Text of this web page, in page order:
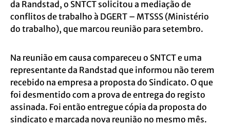
da Randstad, o SNTCT solicitou a mediação de
conflitos de trabalho à DGERT – MTSSS (Ministério
do trabalho), que marcou reunião para setembro.
Na reunião em causa compareceu o SNTCT e uma
representante da Randstad que informou não terem
recebido na empresa a proposta do Sindicato. O que
foi desmentido com a prova de entrega do registo
assinada. Foi então entregue cópia da proposta do
sindicato e marcada nova reunião no mesmo mês.